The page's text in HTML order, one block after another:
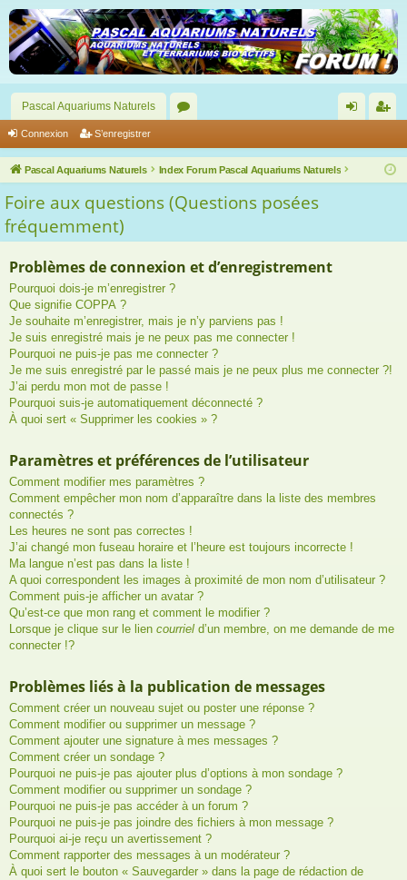
Pascal Aquariums Naturels
u ne nr
re
Connexion S’enregistrer
Pascal Aquariums Naturels Index Forum Pascal Aquariums Naturels
Foire aux questions (Questions posées
fréquemment)
Problèmes de connexion et d’enregistrement
Pourquoi dois-je m’enregistrer ?
Que signifie COPPA ?
Je souhaite m’enregistrer, mais je n’y parviens pas !
Je suis enregistré mais je ne peux pas me connecter !
Pourquoi ne puis-je pas me connecter ?
Je me suis enregistré par le passé mais je ne peux plus me connecter ?!
J’ai perdu mon mot de passe !
Pourquoi suis-je automatiquement déconnecté ?
À quoi sert « Supprimer les cookies » ?
Paramètres et préférences de l’utilisateur
Comment modifier mes paramètres ?
Comment empêcher mon nom d’apparaître dans la liste des membres
connectés ?
Les heures ne sont pas correctes !
J’ai changé mon fuseau horaire et l’heure est toujours incorrecte !
Ma langue n’est pas dans la liste !
A quoi correspondent les images à proximité de mon nom d’utilisateur ?
Comment puis-je afficher un avatar ?
Qu’est-ce que mon rang et comment le modifier ?
Lorsque je clique sur le lien courriel d’un membre, on me demande de me
connecter !?
Problèmes liés à la publication de messages
Comment créer un nouveau sujet ou poster une réponse ?
Comment modifier ou supprimer un message ?
Comment ajouter une signature à mes messages ?
Comment créer un sondage ?
Pourquoi ne puis-je pas ajouter plus d’options à mon sondage ?
Comment modifier ou supprimer un sondage ?
Pourquoi ne puis-je pas accéder à un forum ?
Pourquoi ne puis-je pas joindre des fichiers à mon message ?
Pourquoi ai-je reçu un avertissement ?
Comment rapporter des messages à un modérateur ?
À quoi sert le bouton « Sauvegarder » dans la page de rédaction de